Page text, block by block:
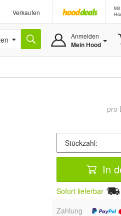
Verkaufen
Anmelden
Mein Hood
pro
In
Sofort lieferbar
Zahlung